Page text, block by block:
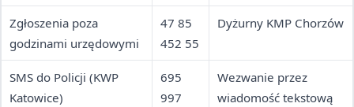
Zgłoszenia poza
godzinami urzędowymi
47 85
452 55
Dyżurny KMP Chorzów
SMS do Policji (KWP
Katowice)
695
997
Wezwanie przez
wiadomość tekstową